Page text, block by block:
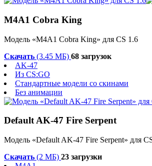
M4A1 Cobra King
Модель «M4A1 Cobra King» для CS 1.6
Скачать (3.45 МБ) 68 загрузок
AK-47
Из CS:GO
Стандартные модели со скинами
Без анимации
Default AK-47 Fire Serpent
Модель «Default AK-47 Fire Serpent» для
Скачать (2 МБ) 23 загрузки